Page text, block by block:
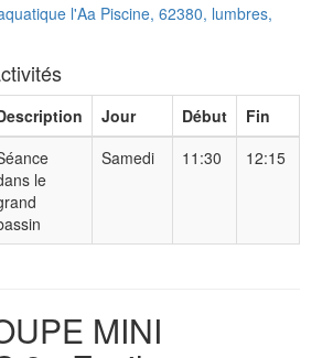
l'Aa Piscine, 62380, lumbres,
Jour Début
Fin
le
Samedi 11:30 12:15
MINI